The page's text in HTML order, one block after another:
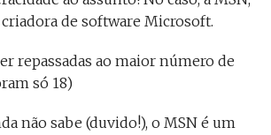
de software Microsoft.
repassadas ao maior número de
só 18)
não sabe (duvido!), o MSN é um